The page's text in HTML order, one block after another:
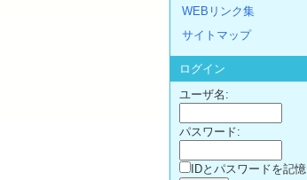
WEBリンク集
サイトマップ
ログイン
ユーザ名:
パスワード:
IDとパスワードを記憶